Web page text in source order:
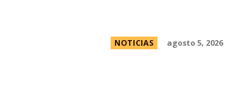
NOTICIAS agosto 5, 2026